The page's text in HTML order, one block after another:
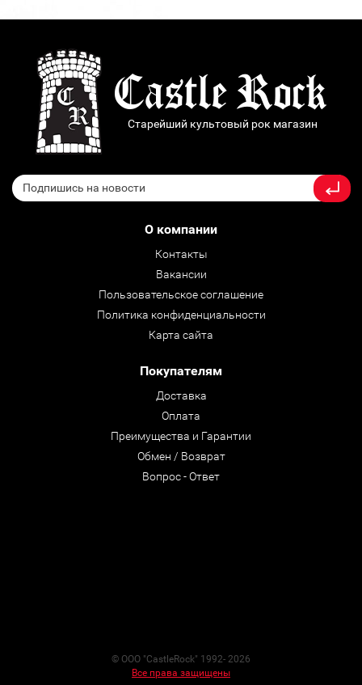
Старейший культовый рок магазин
О компании
Контакты
Вакансии
Пользовательское соглашение
Политика конфиденциальности
Карта сайта
Покупателям
Доставка
Оплата
Преимущества и Гарантии
Обмен / Возврат
Вопрос - Ответ
© ООО "CastleRock" 1992- 2026
Все права защищены